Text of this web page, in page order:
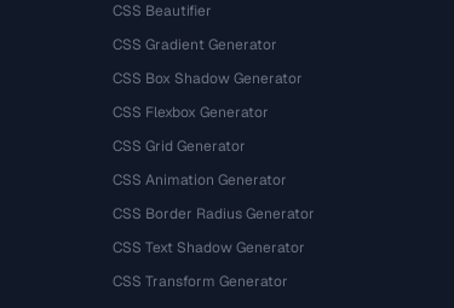
CSS Beautifier
CSS Gradient Generator
CSS Box Shadow Generator
CSS Flexbox Generator
CSS Grid Generator
CSS Animation Generator
CSS Border Radius Generator
CSS Text Shadow Generator
CSS Transform Generator